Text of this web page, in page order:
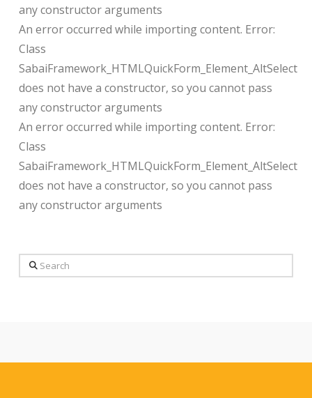
any constructor arguments
An error occurred while importing content. Error:
Class
SabaiFramework_HTMLQuickForm_Element_AltSelect
does not have a constructor, so you cannot pass
any constructor arguments
An error occurred while importing content. Error:
Class
SabaiFramework_HTMLQuickForm_Element_AltSelect
does not have a constructor, so you cannot pass
any constructor arguments
Search